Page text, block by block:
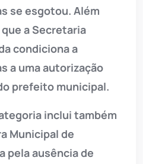
se esgotou. Além
a Secretaria
condiciona a
a uma autorização
prefeito municipal.
inclui também
Municipal de
pela ausência de